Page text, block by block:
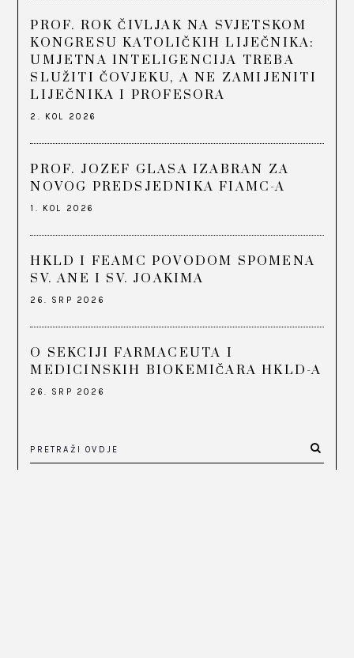
PROF. ROK ČIVLJAK NA SVJETSKOM
KONGRESU KATOLIČKIH LIJEČNIKA:
UMJETNA INTELIGENCIJA TREBA
SLUŽITI ČOVJEKU, A NE ZAMIJENITI
LIJEČNIKA I PROFESORA
2. KOL 2026
PROF. JOZEF GLASA IZABRAN ZA
NOVOG PREDSJEDNIKA FIAMC-A
1. KOL 2026
HKLD I FEAMC POVODOM SPOMENA
SV. ANE I SV. JOAKIMA
26. SRP 2026
O SEKCIJI FARMACEUTA I
MEDICINSKIH BIOKEMIČARA HKLD-A
26. SRP 2026